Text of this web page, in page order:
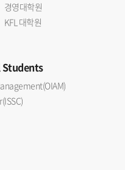
경영대학원
KFL 대학원